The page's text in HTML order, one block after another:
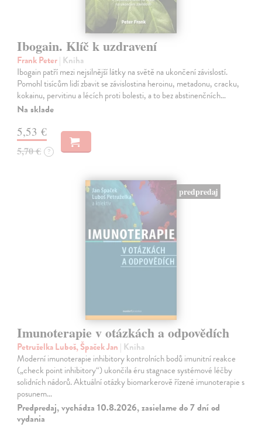
Ibogain. Klíč k uzdravení
Frank Peter| Kniha
Ibogain patří mezi nejsilnější látky na světě na ukončení závislostí.
Pomohl tisícům lidí zbavit se závislostina heroinu, metadonu, cracku,
kokainu, pervitinu a lécích proti bolesti, a to bez abstinenčních…
Na sklade
5,53 €
5,70 € ?
predpredaj
Imunoterapie v otázkách a odpovědích
Petruželka Luboš, Špaček Jan | Kniha
Moderní imunoterapie inhibitory kontrolních bodů imunitní reakce
(„check point inhibitory“) ukončila éru stagnace systémové léčby
solidních nádorů. Aktuální otázky biomarkerově řízené imunoterapie s
posunem…
Predpredaj, vychádza 10.8.2026, zasielame do 7 dní od
vydania